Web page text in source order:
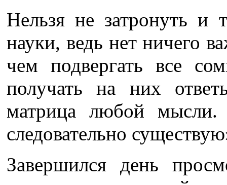
Нельзя не затронуть и
науки, ведь нет ничего
чем подвергать все
получать на них
матрица любой
следовательно
Завершился день